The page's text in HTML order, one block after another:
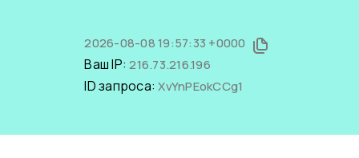
2026-08-08 19:57:33 +0000
Ваш IP:216.73.216.196
ID запроса:XvYnPEokCCg1